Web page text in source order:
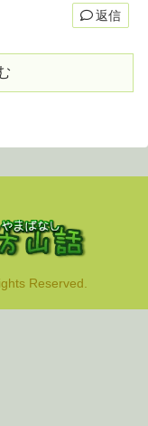
返信
Reserved.